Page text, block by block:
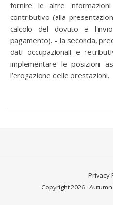
fornire le altre
contributivo (alla
calcolo del dovuto e
pagamento). – la seconda,
dati occupazionali e
implementare le posizioni
l’erogazione delle prestazioni.
Privacy
Copyright 2026 - Autumn